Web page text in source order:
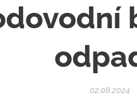
02.08.2024